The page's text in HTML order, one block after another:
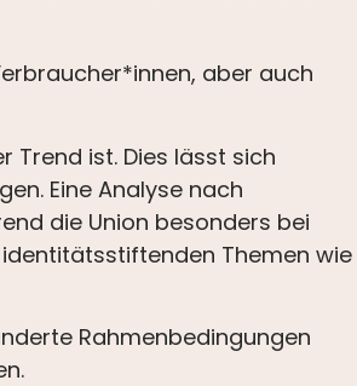
aber auch
Trend ist. Dies lässt sich
Eine Analyse nach
die Union besonders bei
Themen wie
Rahmenbedingungen